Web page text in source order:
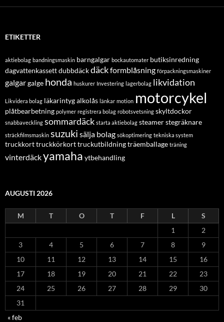
ETIKETTER
aktiebolag bandningsmaskin barngalgar bockautomater butiksinredning
dagvattenkassettdubbdäckdäckformblåsning förpackningsmaskiner
galgargalge honda huskurer Investering lagerbolag likvidation
Likvidera bolag läkarintyg alkolås länkar motion motorcykel
plåtbearbetning polymer registrera bolag robotsvetsning skyltdockor
snabbaveckling sommardäck starta aktiebolag steamerstegräknare
sträckfilmsmaskin suzuki sälja bolag sökoptimering tekniska system
truckkorttruckkörkorttruckutbildningträemballage träning
vinterdäckyamaha ytbehandling
AUGUSTI 2026
M T O T F L
S
1
2
3
4 5 6 7 8
9
10
11 12 13 14 15
16
17
18 19 20 21 22
23
24
25 26 27 28 29
30
31
« feb